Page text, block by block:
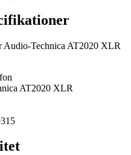
Audio-Technica AT2020 XLR
AT2020 XLR